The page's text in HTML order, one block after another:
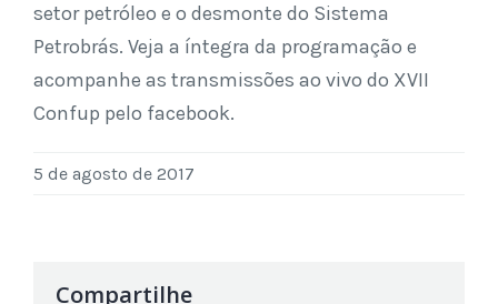
setor petróleo e o desmonte do Sistema
Petrobrás. Veja a íntegra da programação e
acompanhe as transmissões ao vivo do XVII
Confup pelo facebook.
5 de agosto de 2017
Compartilhe